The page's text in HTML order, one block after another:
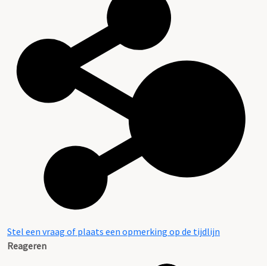
Stel een vraag of plaats een opmerking op de tijdlijn
Reageren